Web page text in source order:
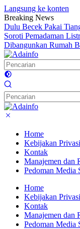
Langsung ke konten
Breaking News
Dulu Becek Pakai
Soroti Pemadaman
Dibangunkan Rumah
Home
Kebijakan Privasi
Kontak
Manajemen dan
Pedoman Media
Home
Kebijakan Privasi
Kontak
Manajemen dan
Pedoman Media